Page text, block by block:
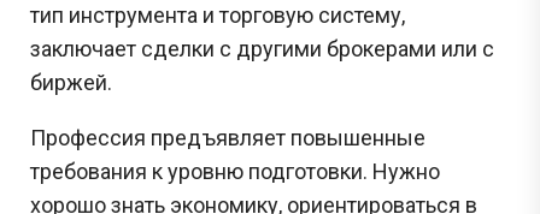
тип инструмента и торговую систему,
заключает сделки с другими брокерами или с
биржей.
Профессия предъявляет повышенные
требования к уровню подготовки. Нужно
хорошо знать экономику, ориентироваться в